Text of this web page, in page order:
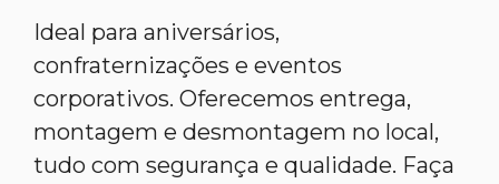
Ideal para aniversários,
confraternizações e eventos
corporativos. Oferecemos entrega,
montagem e desmontagem no local,
tudo com segurança e qualidade. Faça